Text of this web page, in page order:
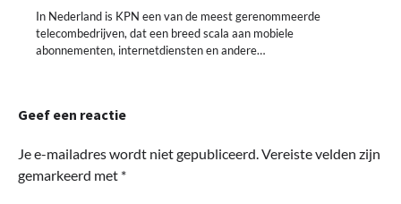
In Nederland is KPN een van de meest gerenommeerde
telecombedrijven, dat een breed scala aan mobiele
abonnementen, internetdiensten en andere…
Geef een reactie
Je e-mailadres wordt niet gepubliceerd. Vereiste velden zijn
gemarkeerd met *